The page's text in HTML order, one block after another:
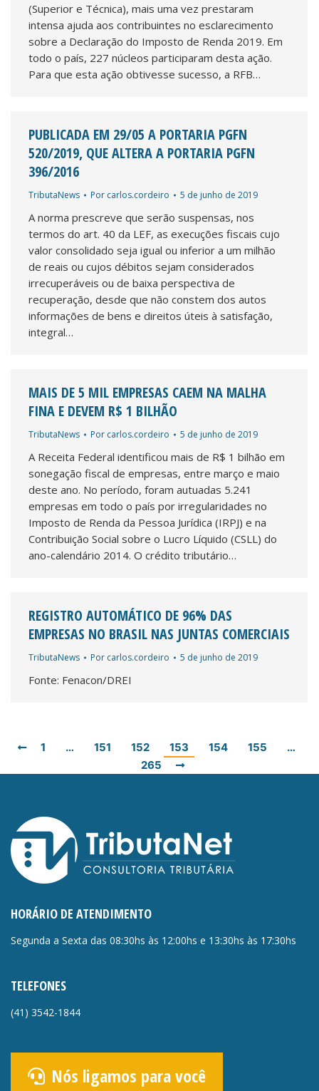
(Superior e Técnica), mais uma vez prestaram
intensa ajuda aos contribuintes no esclarecimento
sobre a Declaração do Imposto de Renda 2019. Em
todo o país, 227 núcleos participaram desta ação.
Para que esta ação obtivesse sucesso, a RFB…
PUBLICADA EM 29/05 A PORTARIA PGFN
520/2019, QUE ALTERA A PORTARIA PGFN
396/2016
TributaNews Por carlos.cordeiro 5 de junho de 2019
A norma prescreve que serão suspensas, nos
termos do art. 40 da LEF, as execuções fiscais cujo
valor consolidado seja igual ou inferior a um milhão
de reais ou cujos débitos sejam considerados
irrecuperáveis ou de baixa perspectiva de
recuperação, desde que não constem dos autos
informações de bens e direitos úteis à satisfação,
integral…
MAIS DE 5 MIL EMPRESAS CAEM NA MALHA
FINA E DEVEM R$ 1 BILHÃO
TributaNews Por carlos.cordeiro 5 de junho de 2019
A Receita Federal identificou mais de R$ 1 bilhão em
sonegação fiscal de empresas, entre março e maio
deste ano. No período, foram autuadas 5.241
empresas em todo o país por irregularidades no
Imposto de Renda da Pessoa Jurídica (IRPJ) e na
Contribuição Social sobre o Lucro Líquido (CSLL) do
ano-calendário 2014. O crédito tributário…
REGISTRO AUTOMÁTICO DE 96% DAS
EMPRESAS NO BRASIL NAS JUNTAS COMERCIAIS
TributaNews Por carlos.cordeiro 5 de junho de 2019
Fonte: Fenacon/DREI
1 … 151 152 153 154 155
…
265
HORÁRIO DE ATENDIMENTO
Segunda a Sexta das 08:30hs às 12:00hs e 13:30hs às 17:30hs
TELEFONES
(41) 3542-1844
Nós ligamos para você